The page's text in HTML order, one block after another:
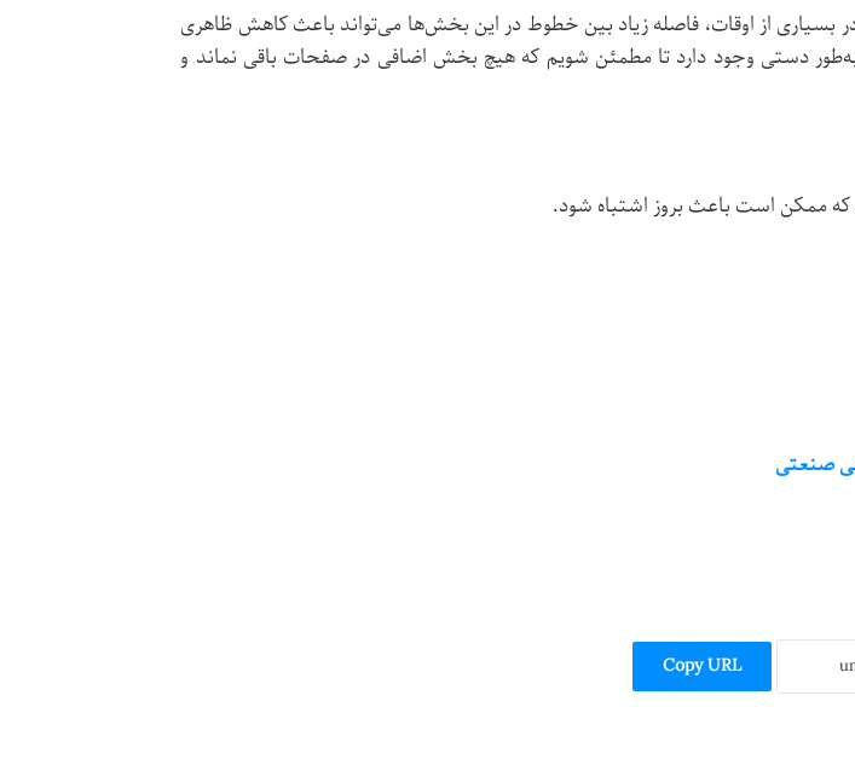
از اوقات، فاصله زیاد بین خطوط در این بخش‌ها می‌تواند باعث کاهش ظاهری
به‌طور دستی وجود دارد تا مطمئن شویم که هیچ بخش اضافی در صفحات باقی نماند و
که ممکن است باعث بروز اشتباه شود.
Copy URL